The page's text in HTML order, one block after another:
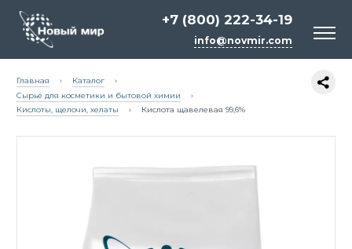
+7 (800) 222-34-19
info@novmir.com
Главная › Каталог
›
Сырьё для косметики и бытовой химии
›
Кислоты, щелочи, хелаты
› Кислота щавелевая 99,6%